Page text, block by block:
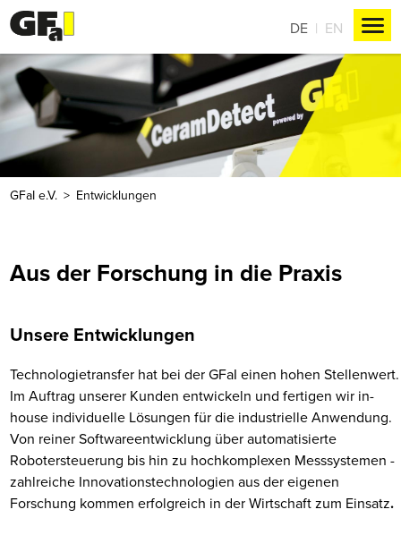
DE EN
GFaI e.V. Entwicklungen
Aus der Forschung in die Praxis
Unsere Entwicklungen
Technologietransfer hat bei der GFaI einen hohen Stellenwert.
Im Auftrag unserer Kunden entwickeln und fertigen wir in-
house individuelle Lösungen für die industrielle Anwendung.
Von reiner Softwareentwicklung über automatisierte
Robotersteuerung bis hin zu hochkomplexen Messsystemen -
zahlreiche Innovationstechnologien aus der eigenen
Forschung kommen erfolgreich in der Wirtschaft zum Einsatz.